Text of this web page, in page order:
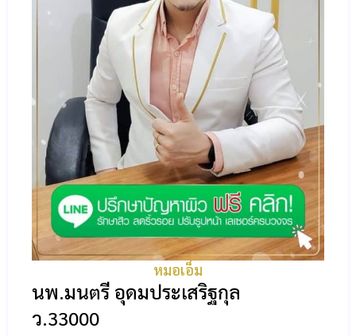
หมอเอ็ม
นพ.มนตรี อุดมประเสริฐกุล
ว.33000